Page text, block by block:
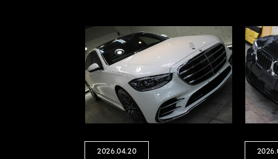
2026.04.20